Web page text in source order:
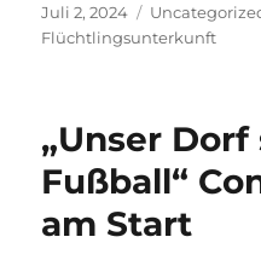
Veröffentlicht
am
Juli 2, 2024 Kategorien
Flüchtlingsunterkunft
„Unser
Fußball“
am Start